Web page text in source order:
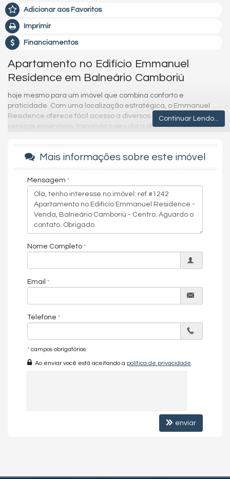
Adicionar aos Favoritos
Imprimir
Financiamentos
Apartamento no Edifício Emmanuel
Residence em Balneário Camboriú
hoje mesmo para um imóvel que combina conforto e
praticidade. Com uma localização estratégica, o Emmanuel
Residence oferece fácil acesso a diversos comércios e
serviços essenciais, tornando o seu dia a dia mais conveniente.
espaços, proporcionando aconchego e funcionalidade.
Agende uma visita e descubra tudo o que esse imóvel pode
oferecer para você e sua família!
Continuar Lendo...
Mais informações sobre este imóvel
Mensagem
Nome Completo
Email
Telefone
* campos obrigatórios
Ao enviar você está aceitando a política de privacidade
enviar